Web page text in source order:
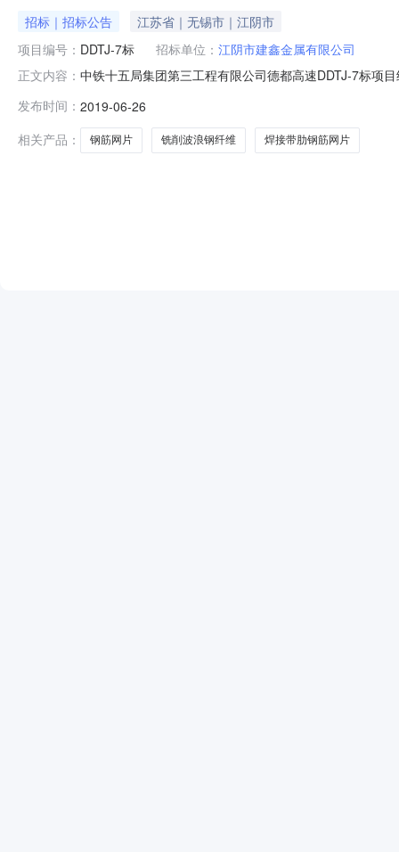
招标｜招标公告
江苏省｜无锡市｜江阴市
项目编号： DDTJ-7标 招标单位： 江阴市建鑫金属有限公司
正文内容： 中铁十五局集团第三工程有限公司德都高速DDTJ-7标项
维竞争性谈判采购已于2019年6月25日上午09:30在河南
文件
发布时间： 2019-06-26
相关产品：
钢筋网片 铣削波浪钢纤维 焊接带肋钢筋网片